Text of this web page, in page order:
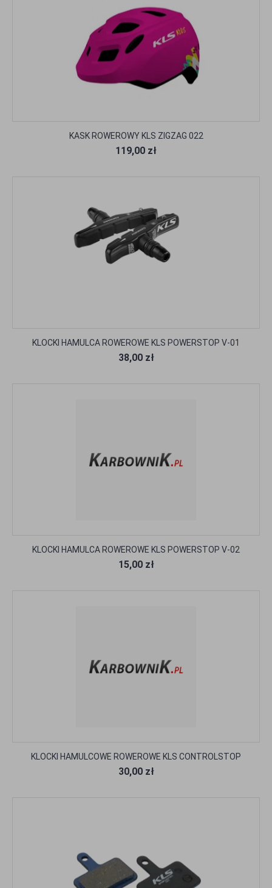
KASK ROWEROWY KLS ZIGZAG 022
119,00 zł
KLOCKI HAMULCA ROWEROWE KLS POWERSTOP V-01
38,00 zł
KLOCKI HAMULCA ROWEROWE KLS POWERSTOP V-02
15,00 zł
KLOCKI HAMULCOWE ROWEROWE KLS CONTROLSTOP
30,00 zł